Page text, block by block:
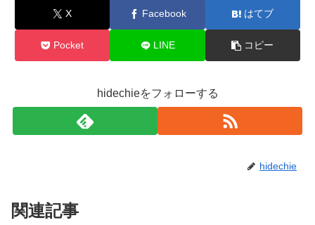
X Facebook はてブ
Pocket LINE コピー
hidechieをフォローする
hidechie
関連記事